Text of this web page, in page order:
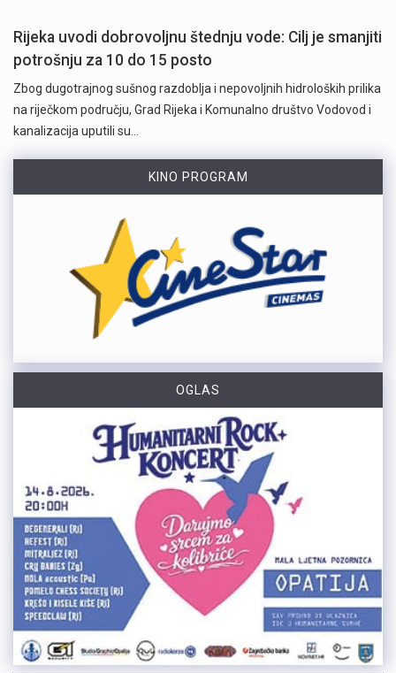
Rijeka uvodi dobrovoljnu štednju vode: Cilj je smanjiti
potrošnju za 10 do 15 posto
Zbog dugotrajnog sušnog razdoblja i nepovoljnih hidroloških prilika
na riječkom području, Grad Rijeka i Komunalno društvo Vodovod i
kanalizacija uputili su…
KINO PROGRAM
OGLAS